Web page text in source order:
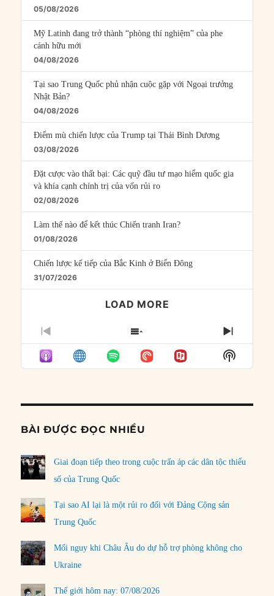
05/08/2026
Mỹ Latinh đang trở thành “phòng thí nghiệm” của phe
cánh hữu mới
04/08/2026
Tại sao Trung Quốc phủ nhận cuộc gặp với Ngoại trưởng
Nhật Bản?
04/08/2026
Điểm mù chiến lược của Trump tại Thái Bình Dương
03/08/2026
Đặt cược vào thất bại: Các quỹ đầu tư mạo hiểm quốc gia
và khía cạnh chính trị của vốn rủi ro
02/08/2026
Làm thế nào để kết thúc Chiến tranh Iran?
01/08/2026
Chiến lược kế tiếp của Bắc Kinh ở Biển Đông
31/07/2026
LOAD MORE
PREVIOUS
EPISODE
SHOW
EPISODES
LIST
NEXT
Show
Podcast
BÀI ĐƯỢC ĐỌC NHIỀU
Giai đoạn tiếp theo trong cuộc trấn áp các dân tộc thiểu
số của Trung Quốc
Tại sao AI lại là một rủi ro đối với Đảng Cộng sản
Trung Quốc
Mối nguy khi Châu Âu do dự hỗ trợ phòng không cho
Ukraine
Thế giới hôm nay: 07/08/2026